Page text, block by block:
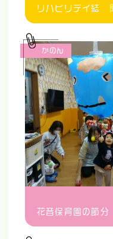
リハビリデイ結
花音保育園の節分
かのん